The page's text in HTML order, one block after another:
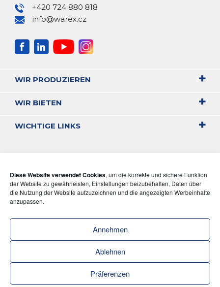
Diese Website verwendet Cookies, um die korrekte und sichere Funktion
der Website zu gewährleisten, Einstellungen beizubehalten, Daten über
die Nutzung der Website aufzuzeichnen und die angezeigten Werbeinhalte
anzupassen.
Annehmen
Ablehnen
Präferenzen
+420 724 880 818
info@warex.cz
WIR PRODUZIEREN
WIR BIETEN
WICHTIGE LINKS